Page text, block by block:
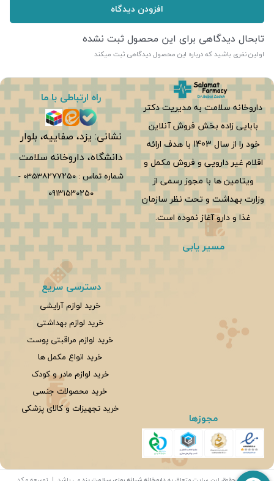
افزودن دیدگاه
تابحال دیدگاهی برای این محصول ثبت نشده
اولین نفری باشید که درباره این محصول دیدگاهی ثبت میکند
داروخانه سلامت به مدیریت دکتر
بابایی زاده بخش فروش آنلاین
خود را از سال 1403 با هدف ارائه
اقلام غیر دارویی و فروش مکمل و
ویتامین ها با مجوز رسمی از
وزارت بهداشت و تحت نظر سازمان
غذا و دارو آغاز نموده است.
راه ارتباطی با ما
نشانی: یزد، صفاییه، بلوار
دانشگاه، داروخانه سلامت
شماره تماس :0353۸۲۷۷۲۵۰ -
۰۹۱۳۱۵۳۰۲۵۰
مسیر یابی
مجوزها
دسترسی سریع
خرید لوازم آرایشی
خرید لوازم بهداشتی
خرید لوازم مراقبتی پوست
خرید انواع مکمل ها
خرید لوازم مادر و کودک
خرید محصولات جنسی
خرید تجهیزات و کالای پزشکی